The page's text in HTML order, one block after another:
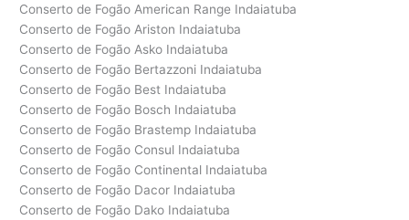
Conserto de Fogão American Range Indaiatuba
Conserto de Fogão Ariston Indaiatuba
Conserto de Fogão Asko Indaiatuba
Conserto de Fogão Bertazzoni Indaiatuba
Conserto de Fogão Best Indaiatuba
Conserto de Fogão Bosch Indaiatuba
Conserto de Fogão Brastemp Indaiatuba
Conserto de Fogão Consul Indaiatuba
Conserto de Fogão Continental Indaiatuba
Conserto de Fogão Dacor Indaiatuba
Conserto de Fogão Dako Indaiatuba